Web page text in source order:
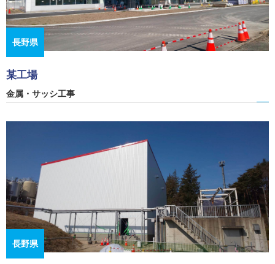
長野県
某工場
金属・サッシ工事
長野県